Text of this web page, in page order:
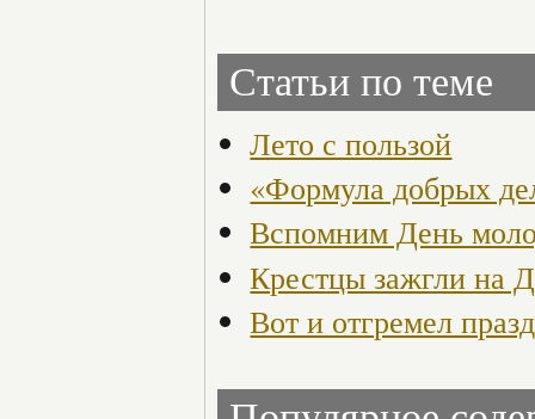
Статьи по теме
Лето с пользой
«Формула добрых
Вспомним День
Крестцы зажгли на
Вот и отгремел